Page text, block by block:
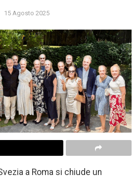
15 Agosto 2025
a Roma si chiude un